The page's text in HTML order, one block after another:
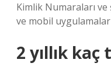
Kimlik Numaraları
ve mobil
2 yıllık